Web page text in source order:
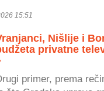
15:51
Nišlije i
privatne
primer, prema